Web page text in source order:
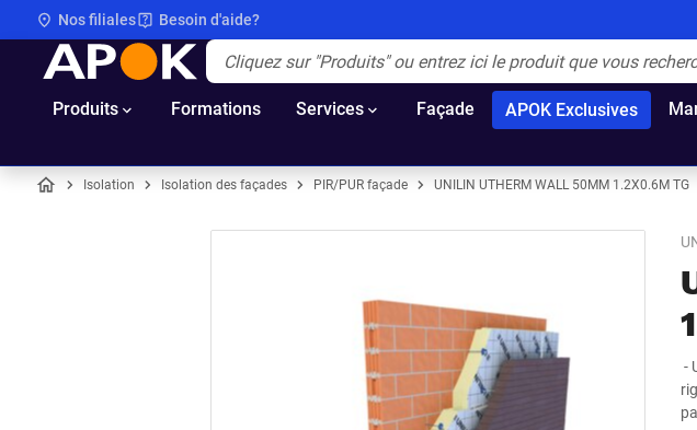
Nos filiales Besoin d'aide?
APOK
Produits Formations Services Façade APOK Exclusives
Isolation Isolation des façades PIR/PUR façade UNILIN UTHERM WALL 50MM 1.2X0.6M TG
-